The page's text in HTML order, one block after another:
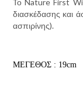
Το Nature First
διασκέδασης και
ασπιρίνης).
ΜΕΓΕΘΟΣ : 19cm